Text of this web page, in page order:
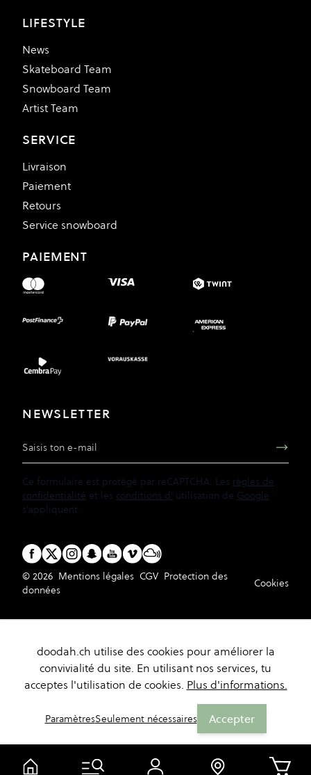
Panier
LIFESTYLE
News
Skateboard Team
Snowboard Team
Artist Team
SERVICE
Livraison
Paiement
Retours
Service snowboard
PAIEMENT
NEWSLETTER
Adresse e-mail
Ce formulaire est protégé par reCAPTCHA. Les règles de
confidentialité et les conditions d' utilisation de Google
s'appliquent.
© 2026 Mentions légales CGV Protection des
données
Cookies
doodah.ch utilise des cookies pour améliorer la
convivialité du site. En utilisant nos services, tu
acceptes l'utilisation de cookies. Plus d'informations.
ParamètresSeulement nécessaires Accepter